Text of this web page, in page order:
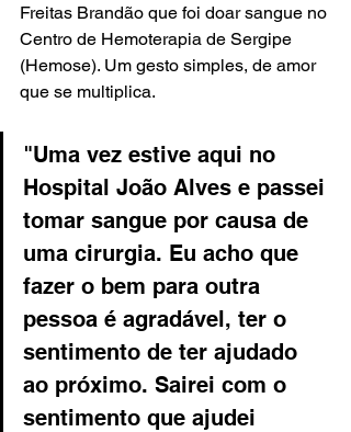
Freitas Brandão que foi doar sangue no
Centro de Hemoterapia de Sergipe
(Hemose). Um gesto simples, de amor
que se multiplica.
"Uma vez estive aqui no
Hospital João Alves e passei
tomar sangue por causa de
uma cirurgia. Eu acho que
fazer o bem para outra
pessoa é agradável, ter o
sentimento de ter ajudado
ao próximo. Sairei com o
sentimento que ajudei